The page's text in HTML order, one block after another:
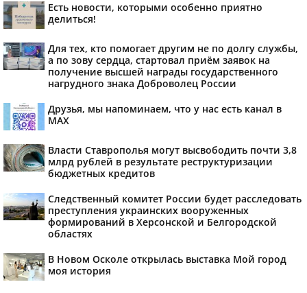
Есть новости, которыми особенно приятно
делиться!
Для тех, кто помогает другим не по долгу службы,
а по зову сердца, стартовал приём заявок на
получение высшей награды государственного
нагрудного знака Доброволец России
Друзья, мы напоминаем, что у нас есть канал в
МАХ
Власти Ставрополья могут высвободить почти 3,8
млрд рублей в результате реструктуризации
бюджетных кредитов
Следственный комитет России будет расследовать
преступления украинских вооруженных
формирований в Херсонской и Белгородской
областях
В Новом Осколе открылась выставка Мой город
моя история